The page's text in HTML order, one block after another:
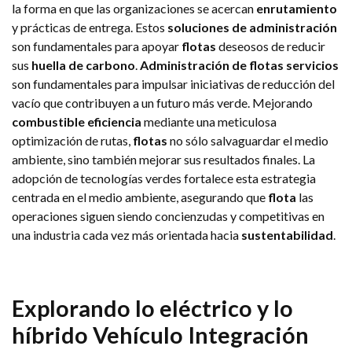
la forma en que las organizaciones se acercan enrutamiento
y prácticas de entrega. Estos soluciones de administración
son fundamentales para apoyar flotas deseosos de reducir
sus huella de carbono.Administración de flotas servicios
son fundamentales para impulsar iniciativas de reducción del
vacío que contribuyen a un futuro más verde. Mejorando
combustible eficiencia mediante una meticulosa
optimización de rutas, flotas no sólo salvaguardar el medio
ambiente, sino también mejorar sus resultados finales. La
adopción de tecnologías verdes fortalece esta estrategia
centrada en el medio ambiente, asegurando que flota las
operaciones siguen siendo concienzudas y competitivas en
una industria cada vez más orientada hacia sustentabilidad.
Explorando lo eléctrico y lo
híbrido Vehículo Integración